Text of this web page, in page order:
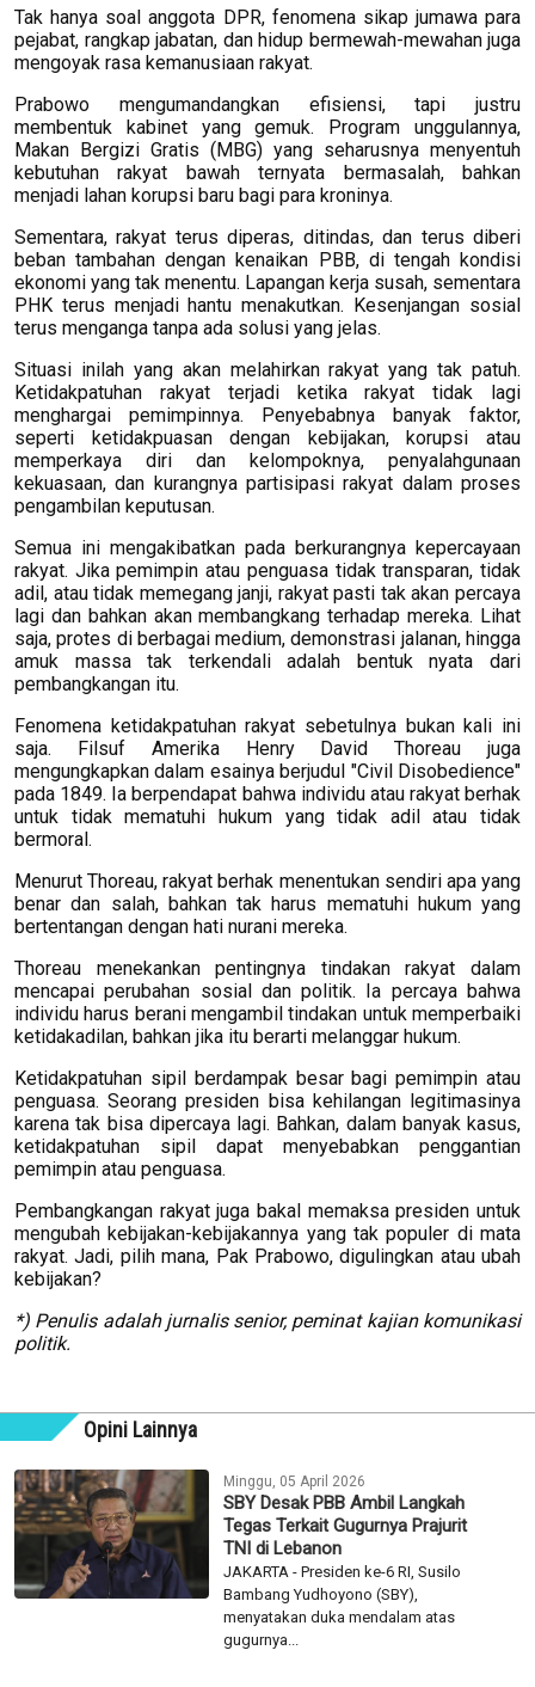
Tak hanya soal anggota DPR, fenomena sikap jumawa para
pejabat, rangkap jabatan, dan hidup bermewah-mewahan juga
mengoyak rasa kemanusiaan rakyat.
Prabowo mengumandangkan efisiensi, tapi justru
membentuk kabinet yang gemuk. Program unggulannya,
Makan Bergizi Gratis (MBG) yang seharusnya menyentuh
kebutuhan rakyat bawah ternyata bermasalah, bahkan
menjadi lahan korupsi baru bagi para kroninya.
Sementara, rakyat terus diperas, ditindas, dan terus diberi
beban tambahan dengan kenaikan PBB, di tengah kondisi
ekonomi yang tak menentu. Lapangan kerja susah, sementara
PHK terus menjadi hantu menakutkan. Kesenjangan sosial
terus menganga tanpa ada solusi yang jelas.
Situasi inilah yang akan melahirkan rakyat yang tak patuh.
Ketidakpatuhan rakyat terjadi ketika rakyat tidak lagi
menghargai pemimpinnya. Penyebabnya banyak faktor,
seperti ketidakpuasan dengan kebijakan, korupsi atau
memperkaya diri dan kelompoknya, penyalahgunaan
kekuasaan, dan kurangnya partisipasi rakyat dalam proses
pengambilan keputusan.
Semua ini mengakibatkan pada berkurangnya kepercayaan
rakyat. Jika pemimpin atau penguasa tidak transparan, tidak
adil, atau tidak memegang janji, rakyat pasti tak akan percaya
lagi dan bahkan akan membangkang terhadap mereka. Lihat
saja, protes di berbagai medium, demonstrasi jalanan, hingga
amuk massa tak terkendali adalah bentuk nyata dari
pembangkangan itu.
Fenomena ketidakpatuhan rakyat sebetulnya bukan kali ini
saja. Filsuf Amerika Henry David Thoreau juga
mengungkapkan dalam esainya berjudul "Civil Disobedience"
pada 1849. Ia berpendapat bahwa individu atau rakyat berhak
untuk tidak mematuhi hukum yang tidak adil atau tidak
bermoral.
Menurut Thoreau, rakyat berhak menentukan sendiri apa yang
benar dan salah, bahkan tak harus mematuhi hukum yang
bertentangan dengan hati nurani mereka.
Thoreau menekankan pentingnya tindakan rakyat dalam
mencapai perubahan sosial dan politik. Ia percaya bahwa
individu harus berani mengambil tindakan untuk memperbaiki
ketidakadilan, bahkan jika itu berarti melanggar hukum.
Ketidakpatuhan sipil berdampak besar bagi pemimpin atau
penguasa. Seorang presiden bisa kehilangan legitimasinya
karena tak bisa dipercaya lagi. Bahkan, dalam banyak kasus,
ketidakpatuhan sipil dapat menyebabkan penggantian
pemimpin atau penguasa.
Pembangkangan rakyat juga bakal memaksa presiden untuk
mengubah kebijakan-kebijakannya yang tak populer di mata
rakyat. Jadi, pilih mana, Pak Prabowo, digulingkan atau ubah
kebijakan?
*) Penulis adalah jurnalis senior, peminat kajian komunikasi
politik.
Opini Lainnya
Minggu, 05 April 2026
SBY Desak PBB Ambil Langkah
Tegas Terkait Gugurnya Prajurit
TNI di Lebanon
JAKARTA - Presiden ke-6 RI, Susilo
Bambang Yudhoyono (SBY),
menyatakan duka mendalam atas
gugurnya...